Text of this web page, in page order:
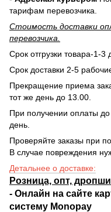
тарифам перевозчика.
Стоимость доставки
перевозчика.
Срок отгрузки товара-1-
Срок доставки 2-5
Прекращение приема
тот же день до 13.00.
При получении оплаты
день.
Проверяйте заказы при
В случае повреждения
Детальнее о доставке:
Розница, опт,
- Онлайн на сайте
систему Monopay